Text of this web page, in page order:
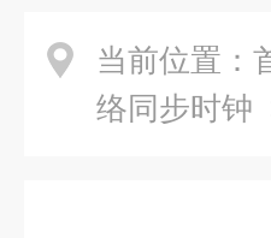
当前位置：
络同步时钟